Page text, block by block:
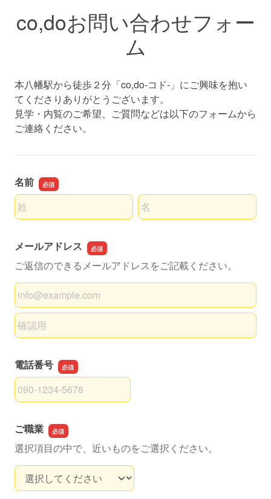
co,doお問い合わせフォー
ム
本八幡駅から徒歩２分「co,do-コド-」にご興味を抱い
てくださりありがとうございます。
見学・内覧のご希望、ご質問などは以下のフォームから
ご連絡ください。
名前
名前の姓
名前の名
メールアドレス
ご返信のできるメールアドレスをご記載ください。
メールアドレス
メールアドレスの確認用
電話番号
電話番号
ご職業
選択項目の中で、近いものをご選択ください。
ご職業